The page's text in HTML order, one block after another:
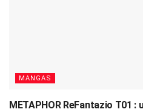
MANGAS
METAPHOR ReFantazio T01